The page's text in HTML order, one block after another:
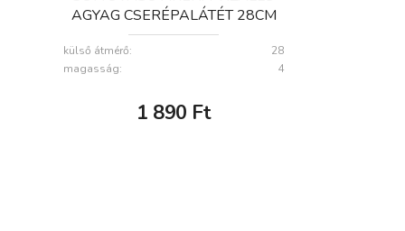
AGYAG CSERÉPALÁTÉT 28CM
külső átmérő:
28
magasság:
4
1 890 Ft